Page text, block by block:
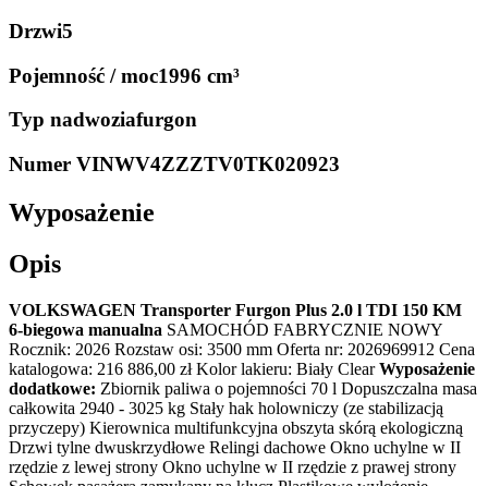
Drzwi5
Pojemność / moc1996 cm³
Typ nadwoziafurgon
Numer VINWV4ZZZTV0TK020923
Wyposażenie
Opis
VOLKSWAGEN Transporter Furgon Plus 2.0 l TDI 150 KM
6-biegowa manualna SAMOCHÓD FABRYCZNIE NOWY
Rocznik: 2026 Rozstaw osi: 3500 mm Oferta nr: 2026969912 Cena
katalogowa: 216 886,00 zł Kolor lakieru: Biały ClearWyposażenie
dodatkowe: Zbiornik paliwa o pojemności 70 l Dopuszczalna masa
całkowita 2940 - 3025 kg Stały hak holowniczy (ze stabilizacją
przyczepy) Kierownica multifunkcyjna obszyta skórą ekologiczną
Drzwi tylne dwuskrzydłowe Relingi dachowe Okno uchylne w II
rzędzie z lewej strony Okno uchylne w II rzędzie z prawej strony